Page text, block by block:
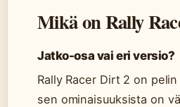
Mikä on Rally
Jatko-osa vai eri versio?
Rally Racer Dirt 2 on
sen ominaisuuksista on